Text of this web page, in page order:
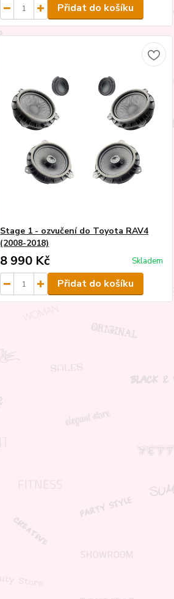
Přidat do košíku
Stage 1 - ozvučení do Toyota RAV4
(2008-2018)
8 990 Kč Skladem
Přidat do košíku